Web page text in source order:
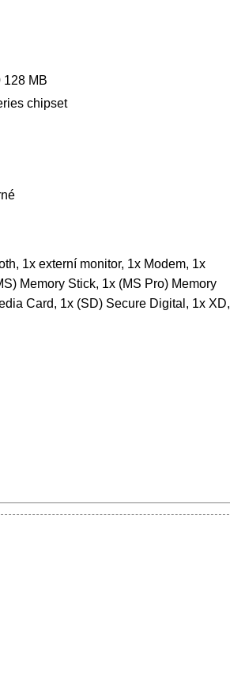
128 MB
chipset
1x externí monitor, 1x Modem, 1x
Memory Stick, 1x (MS Pro) Memory
Card, 1x (SD) Secure Digital, 1x XD,